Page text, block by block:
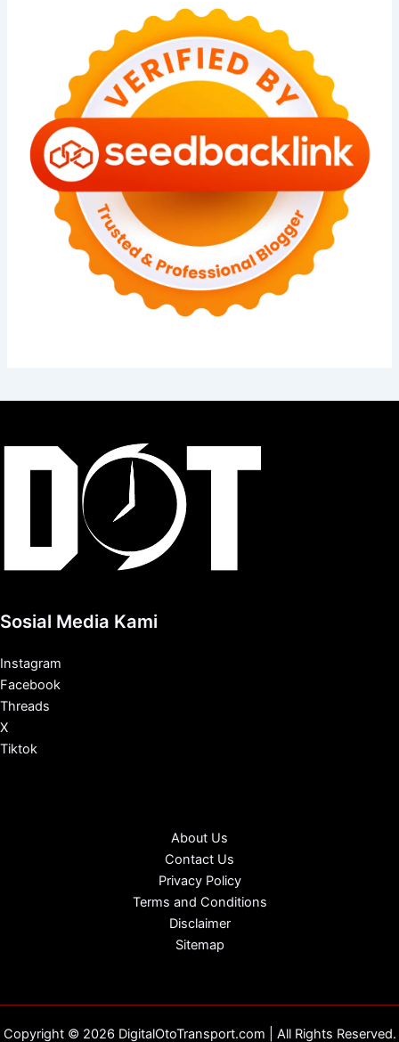
Sosial Media Kami
Instagram
Facebook
Threads
X
Tiktok
About Us
Contact Us
Privacy Policy
Terms and Conditions
Disclaimer
Sitemap
Copyright © 2026 DigitalOtoTransport.com | All Rights Reserved.